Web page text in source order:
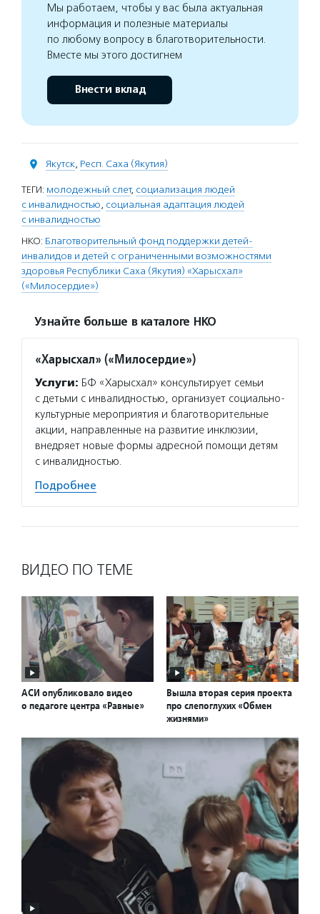
Мы работаем, чтобы у вас была актуальная
информация и полезные материалы
по любому вопросу в благотворительности.
Вместе мы этого достигнем
Внести вклад
Якутск, Респ. Саха (Якутия)
ТЕГИ: молодежный слет, социализация людей
с инвалидностью, социальная адаптация людей
с инвалидностью
НКО: Благотворительный фонд поддержки детей-
инвалидов и детей с ограниченными возможностями
здоровья Республики Саха (Якутия) «Харысхал»
(«Милосердие»)
Узнайте больше в каталоге НКО
«Харысхал» («Милосердие»)
Услуги: БФ «Харысхал» консультирует семьи
с детьми с инвалидностью, организует социально-
культурные мероприятия и благотворительные
акции, направленные на развитие инклюзии,
внедряет новые формы адресной помощи детям
с инвалидностью.
Подробнее
ВИДЕО ПО ТЕМЕ
АСИ опубликовало видео
о педагоге центра «Равные»
Вышла вторая серия проекта
про слепоглухих «Обмен
жизнями»